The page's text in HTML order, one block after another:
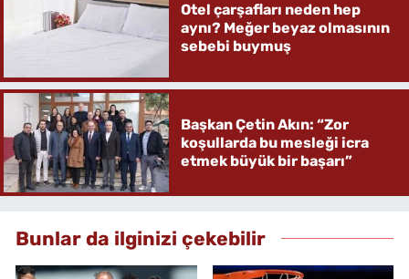
Otel çarşafları neden hep
aynı? Meğer beyaz olmasının
sebebi buymuş
Başkan Çetin Akın: “Zor
koşullarda bu mesleği icra
etmek büyük bir başarı”
Bunlar da ilginizi çekebilir